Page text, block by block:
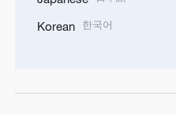
Korean 한국어